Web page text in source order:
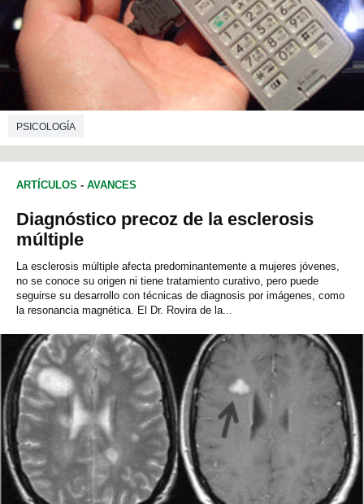
PSICOLOGÍA
ARTÍCULOS - AVANCES
Diagnóstico precoz de la esclerosis
múltiple
La esclerosis múltiple afecta predominantemente a mujeres jóvenes,
no se conoce su origen ni tiene tratamiento curativo, pero puede
seguirse su desarrollo con técnicas de diagnosis por imágenes, como
la resonancia magnética. El Dr. Rovira de la...